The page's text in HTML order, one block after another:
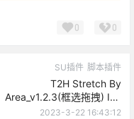
0 0
SU插件 脚本插件
T2H Stretch By
Area_v1.2.3(框选拖拽) ID-
16014
2023-3-22 16:43:12